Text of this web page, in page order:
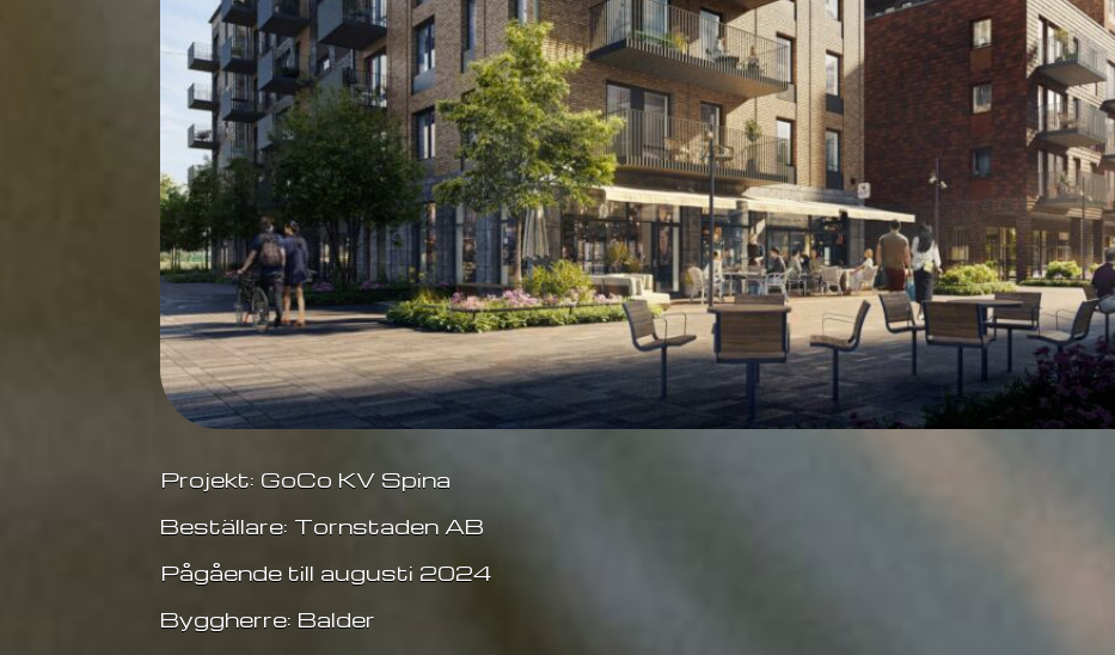
Projekt: GoCo KV Spina
Beställare: Tornstaden AB
Pågående till augusti 2024
Byggherre: Balder